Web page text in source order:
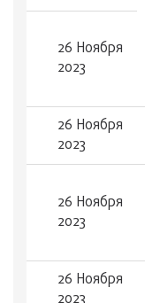
26 Ноября
2023
26 Ноября
2023
26 Ноября
2023
26 Ноября